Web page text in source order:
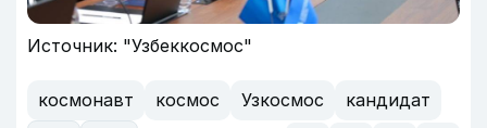
Источник: "Узбеккосмос"
космонавт космос Узкосмос
кандидат